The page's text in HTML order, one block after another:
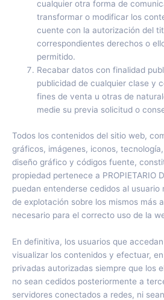
cualquier otra forma de
transformar o modificar los
cuente con la autorización del
correspondientes derechos o
permitido.
Recabar datos con finalidad
publicidad de cualquier clase y
fines de venta u otras de
medie su previa solicitud o
Todos los contenidos del sitio web,
gráficos, imágenes, iconos,
diseño gráfico y códigos fuente,
propiedad pertenece a PROPIETARIO
puedan entenderse cedidos al usuario
de explotación sobre los mismos más
necesario para el correcto uso de la
En definitiva, los usuarios que
visualizar los contenidos y efectuar,
privadas autorizadas siempre que los
no sean cedidos posteriormente a
servidores conectados a redes, ni